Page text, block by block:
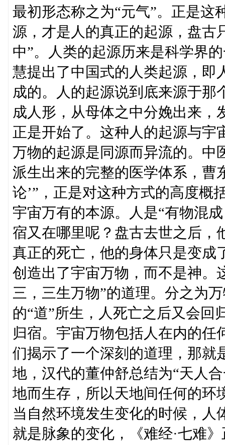
最初形态称之为“元气”。正是这
源，才是人的真正的起源，盘古
中”。人类的起源历来是科学界
慧提出了中国式的人类起源，即
成的。人的起源说到底来源于那
成人形，从母体之中分娩出来，
正是开始了。这种人的起源与宇
万物的起源是同源而异流的。中
派生出来的完整的医学体系，曹
论’”，正是对这种方式的高度概
宇宙万有的本源。人是“有物混
宿又在哪里呢？盘古去世之后，
真正的死亡，他的身体只是变成
创造出了宇宙万物，而不是神。
三，三生万物”的道理。分之为
的“道”所生，人死亡之后又会回
归宿。宇宙万物包括人在内的任
们揭示了一个深刻的道理，那就
地，汉代的董仲舒总结为“天人
地而生存，所以天地间任何的环
当自然环境发生变化的时候，人
就是脉象的变化，《难经·七难